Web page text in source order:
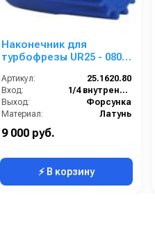
Наконечник для
турбофрезы UR25 - 080;
Артикул:
25.1620.80
Вход:
1/4 внутренняя резьба
Выход:
Форсунка
Материал:
Латунь
В коробке:
9 000 руб.
⚡ В корзину